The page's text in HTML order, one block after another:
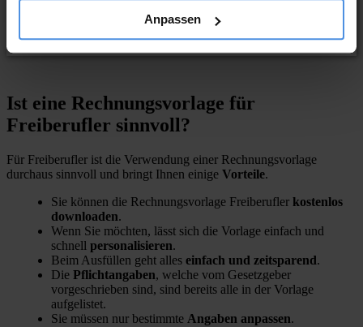
Anpassen
Programm beispielsweise die Rechnungsnummer
bereits automatisch ausfüllt und nie doppelt vergibt.
Ist eine Rechnungsvorlage für
Freiberufler sinnvoll?
Für Freiberufler ist die Verwendung einer Rechnungsvorlage
durchaus sinnvoll und bringt Ihnen einige Vorteile.
Sie können die Rechnungsvorlage Freiberufler kostenlos
downloaden.
Wenn Sie möchten, lässt sich die Vorlage einfach und
schnell personalisieren.
Beim Ausfüllen geht alles einfach und zeitsparend.
Die Pflichtangaben, welche vom Gesetzgeber
vorgeschrieben sind, sind bereits alle in der Vorlage
aufgelistet.
Sie müssen nur bestimmte Angaben anpassen.